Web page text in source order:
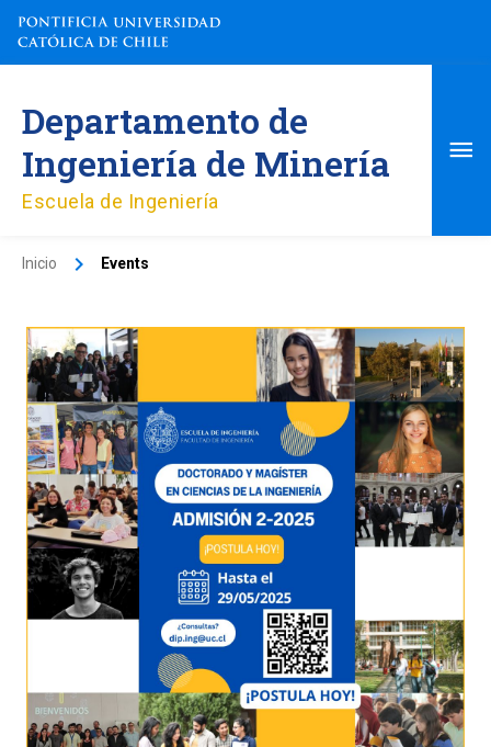
contenido
Departamento de
Ingeniería de Minería
Escuela de Ingeniería
Inicio Events